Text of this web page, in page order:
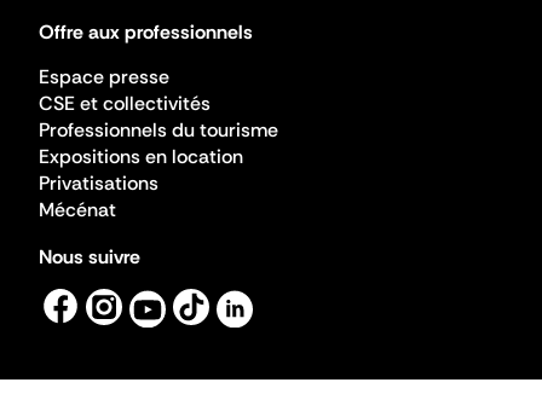
Offre aux professionnels
Espace presse
CSE et collectivités
Professionnels du tourisme
Expositions en location
Privatisations
Mécénat
Nous suivre